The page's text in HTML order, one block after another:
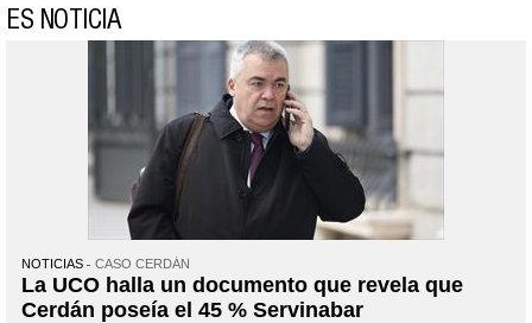
ES NOTICIA
NOTICIAS CASO CERDÁN
La UCO halla un documento que revela que
Cerdán poseía el 45 % Servinabar